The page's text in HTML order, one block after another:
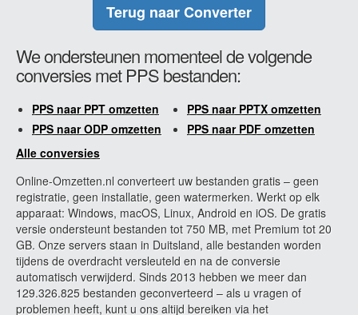
Terug naar Converter
We ondersteunen momenteel de volgende
conversies met PPS bestanden:
PPS naar PPT omzetten
PPS naar PPTX omzetten
PPS naar ODP omzetten
PPS naar PDF omzetten
Alle conversies
Online-Omzetten.nl converteert uw bestanden gratis – geen
registratie, geen installatie, geen watermerken. Werkt op elk
apparaat: Windows, macOS, Linux, Android en iOS. De gratis
versie ondersteunt bestanden tot 750 MB, met Premium tot 20
GB. Onze servers staan in Duitsland, alle bestanden worden
tijdens de overdracht versleuteld en na de conversie
automatisch verwijderd. Sinds 2013 hebben we meer dan
129.326.825 bestanden geconverteerd – als u vragen of
problemen heeft, kunt u ons altijd bereiken via het